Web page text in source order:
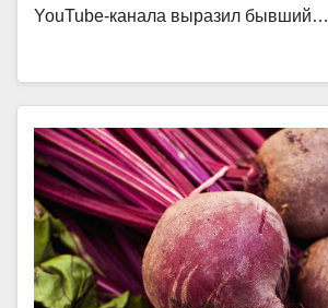
YouTube-канала выразил бывший…